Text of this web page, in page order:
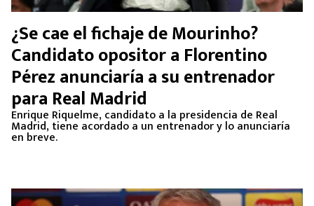
FUTBOL INTERNACIONAL
MEXICANOS EN EL EXTRANJERO
FUTBOL ESTUFA
FÓRMULA 1
BOXEO
LIGA MX
¿Se cae el fichaje de Mourinho?
Candidato opositor a Florentino
Pérez anunciaría a su entrenador
para Real Madrid
Enrique Riquelme, candidato a la presidencia de Real
Madrid, tiene acordado a un entrenador y lo anunciaría
en breve.